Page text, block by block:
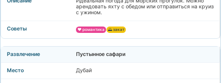
арендовать яхту с обедом или отправиться на круиз
с ужином.
❤️ романтика 🌅 закат
Пустынное сафари
Дубай